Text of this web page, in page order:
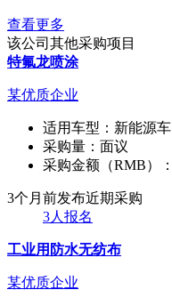
查看更多
该公司其他采购项目
特氟龙喷涂
某优质企业
适用车型： 新能源车
采购量： 面议
采购金额（RMB）：
3个月前发布近期采购
3人报名
工业用防水无纺布
某优质企业